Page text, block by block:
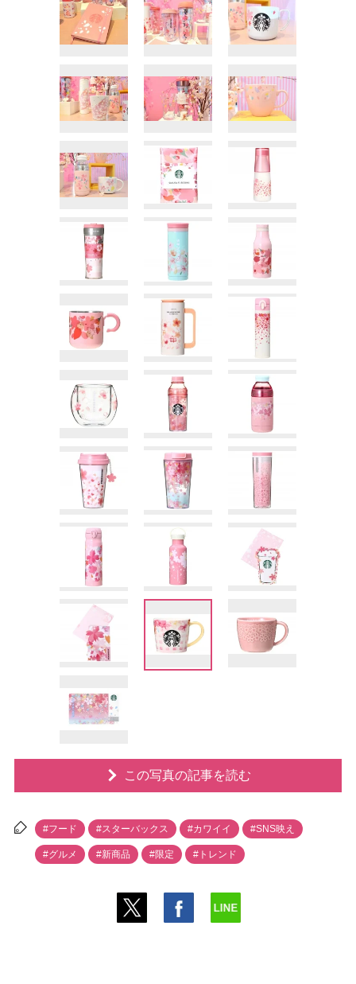
この写真の記事を読む
#フード #スターバックス #カワイイ #SNS映え
#グルメ #新商品 #限定 #トレンド